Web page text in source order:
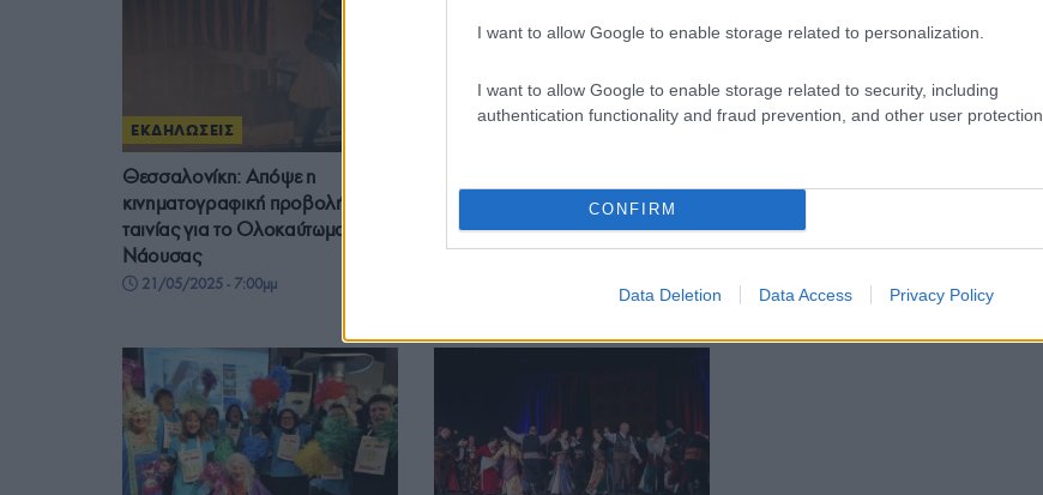
I want to allow Google to enable storage related to personalization.
I want to allow Google to enable storage related to security, including
authentication functionality and fraud prevention, and other user protection.
CONFIRM
Data Deletion Data Access Privacy Policy
ΕΚΔΗΛΩΣΕΙΣ
Θεσσαλονίκη: Απόψε η
κινηματογραφική προβολή
ταινίας για το Ολοκαύτωμα της
Νάουσας
21/05/2025 - 7:00μμ
Νάουσας: Εκδηλώσεις και
δράσεις με αφορμή την 106η
επέτειο της Γενοκτονίας των
ΕΛΛΑΔΑ
«Παροιμιώδης η συμβολή της
στον συλλογικό αγώνα για την
27/04/2025 - 10:01μμ